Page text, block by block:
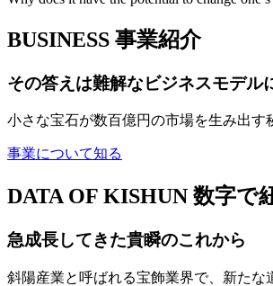
BUSINESS 事業紹介
その答えは難解なビジネスモデル
小さな宝石が数百億円の市場を生み出
事業について知る
DATA OF KISHUN 数字で
急成長してきた貴瞬のこれから
斜陽産業と呼ばれる宝飾業界で、新た